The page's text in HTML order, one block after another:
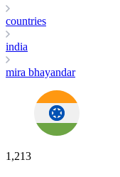
countries
india
mira bhayandar
1,213